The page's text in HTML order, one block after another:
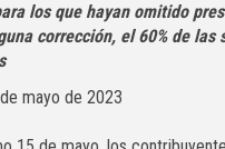
los que hayan omitido
corrección, el 60% de las
mayo de 2023